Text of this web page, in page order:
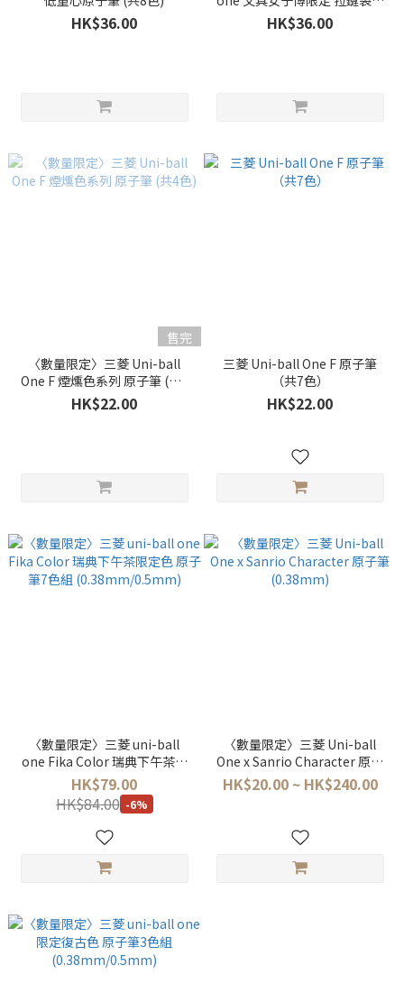
HK$36.00
子筆3色組 (0.38mm)
HK$36.00
售完
〈數量限定〉三菱 Uni-ball
One F 煙燻色系列 原子筆 (共4
色)
HK$22.00
三菱 Uni-ball One F 原子筆
（共7色）
HK$22.00
〈數量限定〉三菱 uni-ball
one Fika Color 瑞典下午茶限
定色 原子筆7色組
(0.38mm/0.5mm)
HK$79.00
HK$84.00 -6%
〈數量限定〉三菱 Uni-ball
One x Sanrio Character 原子
筆 (0.38mm)
HK$20.00 ~ HK$240.00